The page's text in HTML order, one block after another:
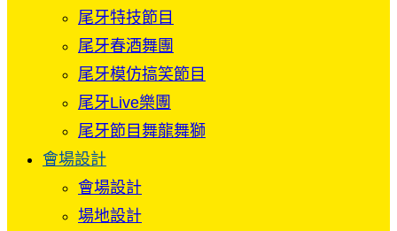
尾牙特技節目
尾牙春酒舞團
尾牙模仿搞笑節目
尾牙Live樂團
尾牙節目舞龍舞獅
會場設計
會場設計
場地設計